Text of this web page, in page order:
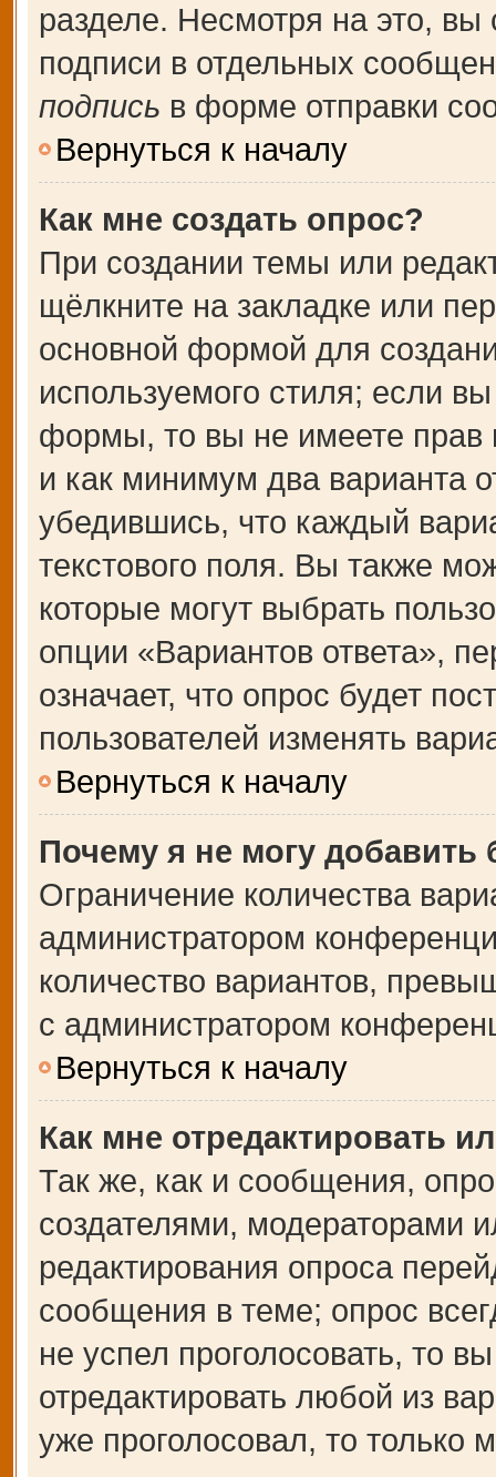
разделе. Несмотря на это,
подписи в отдельных
подпись в форме отправки
Вернуться к началу
Как мне создать опрос?
При создании темы или
щёлкните на закладке или
основной формой для
используемого стиля; если
формы, то вы не имеете прав
и как минимум два варианта
убедившись, что каждый
текстового поля. Вы также
которые могут выбрать
опции «Вариантов ответа»,
означает, что опрос будет
пользователей изменять
Вернуться к началу
Почему я не могу добавить
Ограничение количества
администратором
количество вариантов,
с администратором
Вернуться к началу
Как мне отредактировать
Так же, как и сообщения,
создателями, модераторами
редактирования опроса
сообщения в теме; опрос
не успел проголосовать, то
отредактировать любой из
уже проголосовал, то только